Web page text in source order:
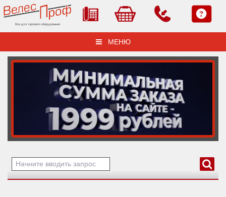
Все для торгового оборудования
МЕНЮ